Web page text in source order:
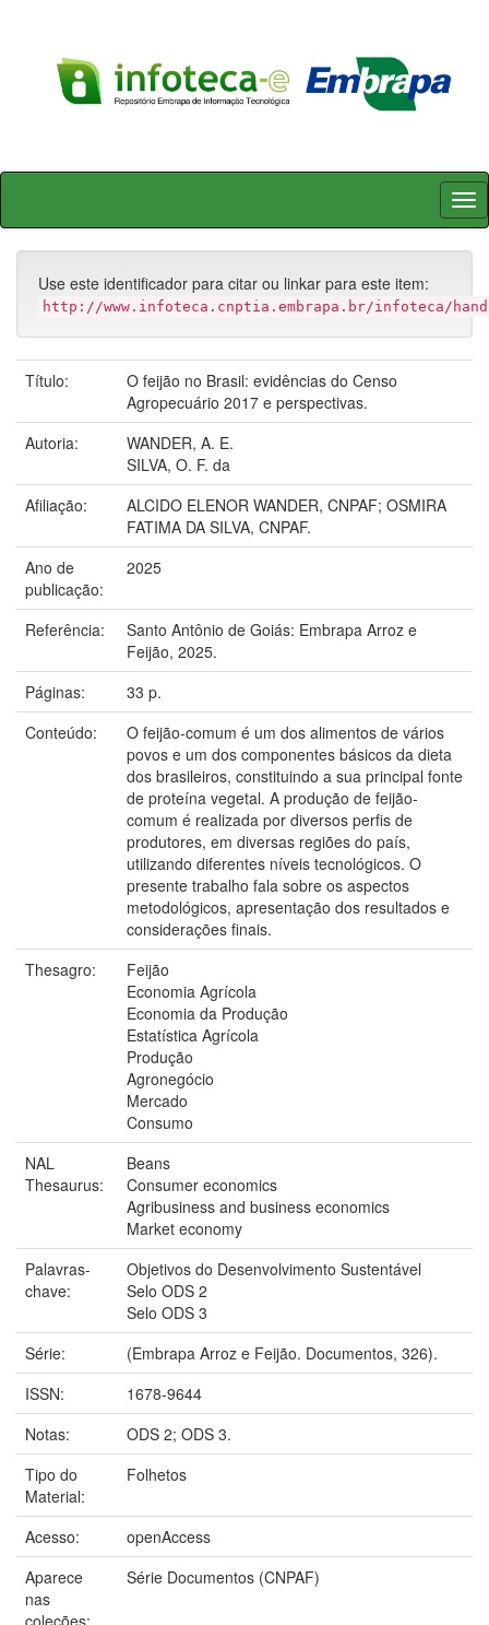
Skip
Use este identificador para citar ou linkar para este item:
http://www.infoteca.cnptia.embrapa.br/infoteca/
Título:
O feijão no Brasil: evidências do Censo
Agropecuário 2017 e perspectivas.
Autoria:
WANDER, A. E.
SILVA, O. F. da
Afiliação:
ALCIDO ELENOR WANDER, CNPAF; OSMIRA
FATIMA DA SILVA, CNPAF.
Ano de
publicação:
2025
Referência:
Santo Antônio de Goiás: Embrapa Arroz e
Feijão, 2025.
Páginas:
33 p.
Conteúdo:
O feijão-comum é um dos alimentos de vários
povos e um dos componentes básicos da dieta
dos brasileiros, constituindo a sua principal fonte
de proteína vegetal. A produção de feijão-
comum é realizada por diversos perfis de
produtores, em diversas regiões do país,
utilizando diferentes níveis tecnológicos. O
presente trabalho fala sobre os aspectos
metodológicos, apresentação dos resultados e
considerações finais.
Thesagro:
Feijão
Economia Agrícola
Economia da Produção
Estatística Agrícola
Produção
Agronegócio
Mercado
Consumo
NAL
Thesaurus:
Beans
Consumer economics
Agribusiness and business economics
Market economy
Palavras-
chave:
Objetivos do Desenvolvimento Sustentável
Selo ODS 2
Selo ODS 3
Série:
(Embrapa Arroz e Feijão. Documentos, 326).
ISSN:
1678-9644
Notas:
ODS 2; ODS 3.
Tipo do
Material:
Folhetos
Acesso:
openAccess
Aparece
nas
coleções:
Série Documentos (CNPAF)